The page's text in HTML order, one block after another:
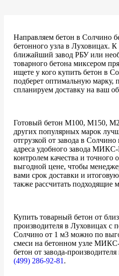
Направляем бетон в Солчино
бетонного узла в Луховицах.
ближайший завод РБУ или
товарного бетона миксером
ищете у кого купить бетон в
подберет оптимальную марку,
спланируем доставку на ваш
Готовый бетон М100, М150,
других популярных марок
отгрузкой от завода в
адреса удобного завода
контролем качества и точного
выгодной цене, чтобы
вами срок доставки и
также рассчитать подходящие
Купить товарный бетон от
производителя в Луховицах с
Солчино от 1 м3 можно по
смеси на бетонном узле
бетон от завода-
(499) 286-92-81 .